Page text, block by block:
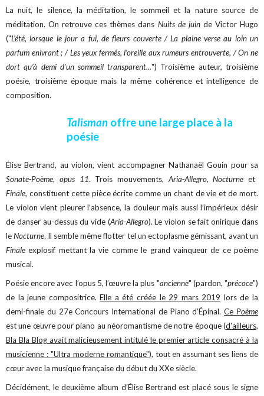
La nuit, le silence, la méditation, le sommeil et la nature source de
méditation. On retrouve ces thèmes dans Nuits de juin de Victor Hugo
("L’été, lorsque le jour a fui, de fleurs couverte / La plaine verse au loin un
parfum enivrant ; / Les yeux fermés, l’oreille aux rumeurs entrouverte, / On ne
dort qu’à demi d’un sommeil transparent...") Troisième auteur, troisième
poésie, troisième époque mais la même cohérence et intelligence de
composition.
Talisman offre une large place à la
poésie
Élise Bertrand, au violon, vient accompagner Nathanaël Gouin pour sa
Sonate-Poème, opus 11. Trois mouvements, Aria-Allegro,Nocturneet
Finale, constituent cette pièce écrite comme un chant de vie et de mort.
Le violon vient pleurer l’absence, la douleur mais aussi l’impérieux désir
de danser au-dessus du vide (Aria-Allegro). Le violon se fait onirique dans
leNocturne. Il semble même flotter tel un ectoplasme gémissant, avant un
Finaleexplosif mettant la vie comme le grand vainqueur de ce poème
musical.
Poésie encore avec l’opus 5, l’œuvre la plus "ancienne" (pardon, "précoce")
de la jeune compositrice.Elle a été créée le 29 mars 2019 lors de la
demi-finale du 27e Concours International de Piano d’Épinal.Ce Poème
est une œuvre pour piano au néoromantisme de notre époque (d'ailleurs,
Bla Bla Blog avait malicieusement intitulé le premier article consacré à la
musicienne : "Ultra moderne romantique"), tout en assumant ses liens de
cœur avec la musique française du début du XXe siècle.
Décidément, le deuxième album d’Élise Bertrand est placé sous le signe